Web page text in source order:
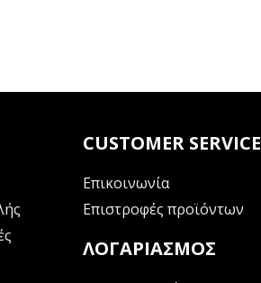
CUSTOMER SERVICE
Επικοινωνία
Επιστροφές προϊόντων
ΛΟΓΑΡΙΑΣΜΌΣ